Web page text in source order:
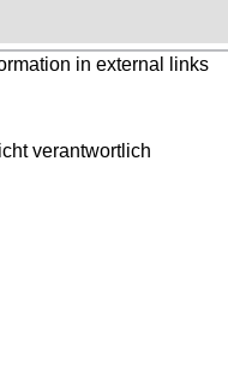
in external links
verantwortlich